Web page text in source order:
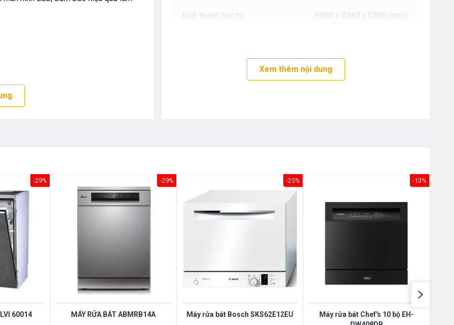
vẫn đảm bảo độ sạch như mong
dụng dính bẩn ở mức độ trung bình.
bám cứng đầu nhất trên nồi chảo và
Kích thước hộc tủ R560 x S560 x C605 (mm)
Xem thêm nội dung
-29%
60014
-29%
MÁY RỬA BÁT ABMRB14A
-25%
Máy rửa bát Bosch SKS62E12EU
-13%
Máy rửa bát Chef's 10 bộ EH-